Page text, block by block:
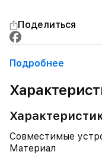
Поделиться
Подробнее
Совместимые
Материал